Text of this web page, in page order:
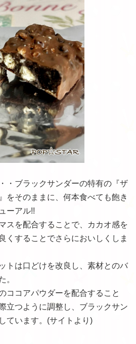
・ ブラックサンダーの特有の『ザ
をそのままに、何本食べても飽き
ーアル!!
スを配合することで、カカオ感を
くすることでさらにおいしくしま
トは口どけを改良し、素材とのバ
。
ココアパウダーを配合すること
立つように調整し、ブラックサン
ています。 (サイトより)